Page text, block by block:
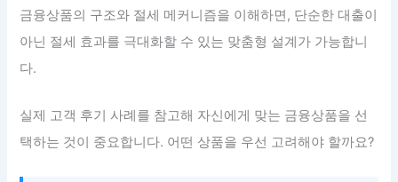
금융상품의 구조와 절세 메커니즘을 이해하면, 단순한 대출이
아닌 절세 효과를 극대화할 수 있는 맞춤형 설계가 가능합니
다.
실제 고객 후기 사례를 참고해 자신에게 맞는 금융상품을 선
택하는 것이 중요합니다. 어떤 상품을 우선 고려해야 할까요?